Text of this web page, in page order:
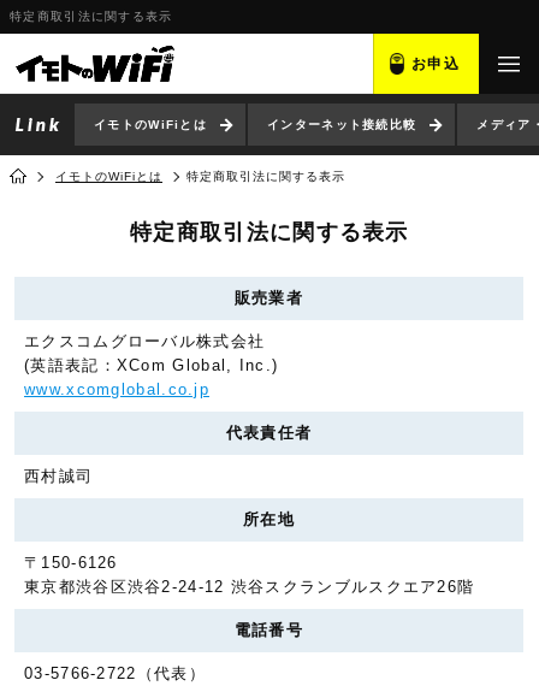
特定商取引法に関する表示
お申込
イモトのWiFiとは インターネット接続比較 メディア
イモトのWiFiとは 特定商取引法に関する表示
特定商取引法に関する表示
販売業者
エクスコムグローバル株式会社
(英語表記：XCom Global, Inc.)
www.xcomglobal.co.jp
代表責任者
西村誠司
所在地
〒150-6126
東京都渋谷区渋谷2-24-12 渋谷スクランブルスクエア26階
電話番号
03-5766-2722（代表）